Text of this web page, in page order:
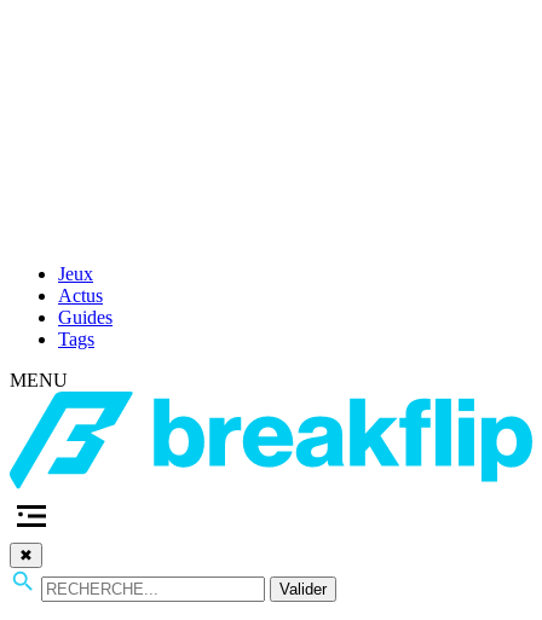
Jeux
Actus
Guides
Tags
MENU
✖
Valider